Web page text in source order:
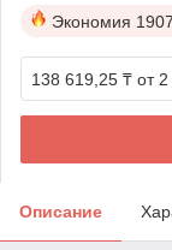
Экономия
138 619,25 ₸ от 2
Описание